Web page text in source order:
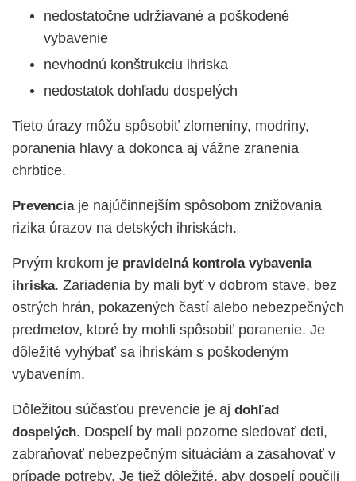
nedostatočne udržiavané a poškodené
vybavenie
nevhodnú konštrukciu ihriska
nedostatok dohľadu dospelých
Tieto úrazy môžu spôsobiť zlomeniny, modriny,
poranenia hlavy a dokonca aj vážne zranenia
chrbtice.
Prevenciaje najúčinnejším spôsobom znižovania
rizika úrazov na detských ihriskách.
Prvým krokom je pravidelná kontrola vybavenia
ihriska. Zariadenia by mali byť v dobrom stave, bez
ostrých hrán, pokazených častí alebo nebezpečných
predmetov, ktoré by mohli spôsobiť poranenie. Je
dôležité vyhýbať sa ihriskám s poškodeným
vybavením.
Dôležitou súčasťou prevencie je aj dohľad
dospelých. Dospelí by mali pozorne sledovať deti,
zabraňovať nebezpečným situáciám a zasahovať v
prípade potreby. Je tiež dôležité, aby dospelí poučili